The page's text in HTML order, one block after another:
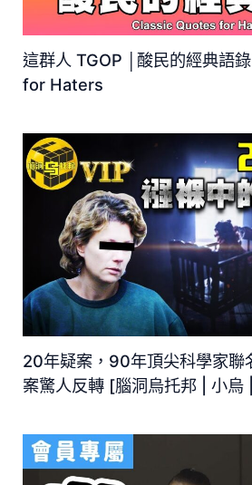
這群人 TGOP │酸民的經典語
for Haters
20年疑案，90年頂尖科學家聯
案驚人反轉 [腦洞烏托邦 | 小